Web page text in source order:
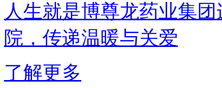
人生就是博尊龙药业集
院，传递温暖与关爱
了解更多